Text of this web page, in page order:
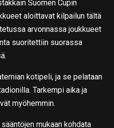
Suomen Cupin
aloittavat kilpailun tältä
arvonnassa joukkueet
suoritettiin suorassa
kotipeli, ja se pelataan
Tarkempi aika ja
myöhemmin.
mukaan kohdata